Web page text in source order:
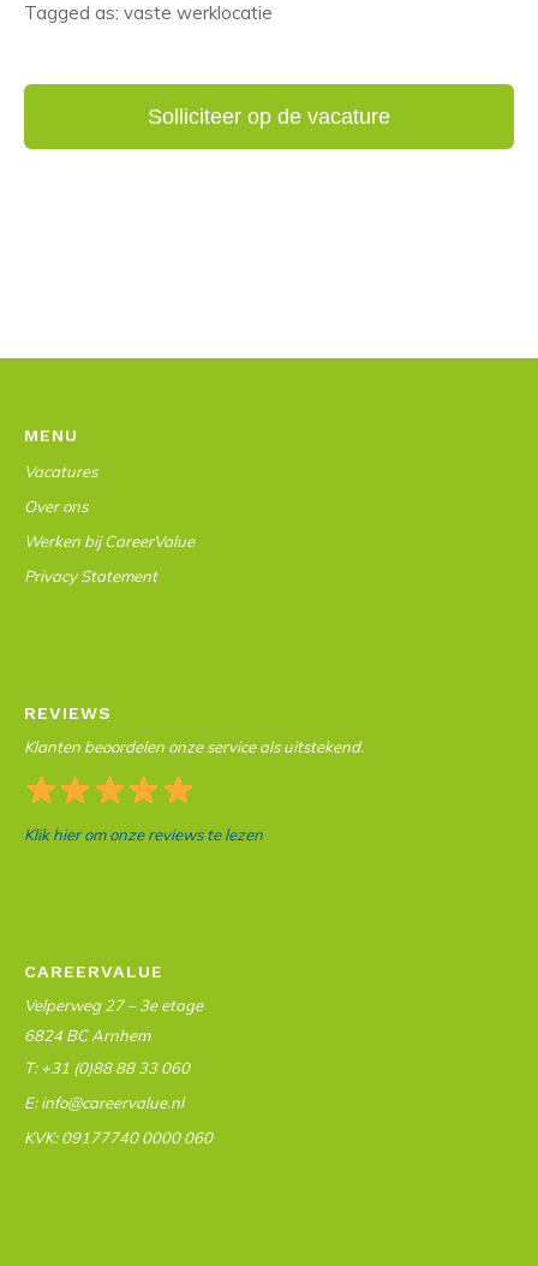
Tagged as: vaste werklocatie
MENU
Vacatures
Over ons
Werken bij CareerValue
Privacy Statement
REVIEWS
Klanten beoordelen onze service als uitstekend.
Klik hier om onze reviews te lezen
CAREERVALUE
Velperweg 27 – 3e etage
6824 BC Arnhem
T: +31 (0)88 88 33 060
E: info@careervalue.nl
KVK: 09177740 0000 060